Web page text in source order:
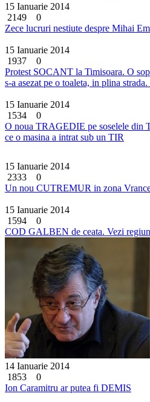
15 Ianuarie 2014
2149
0
Zece lucruri nestiute despre Mihai
15 Ianuarie 2014
1937
0
Protest SOCANT la Timisoara. O
s-a asezat pe o toaleta, in plina
15 Ianuarie 2014
1534
0
O noua TRAGEDIE pe soselele din
ce o masina a intrat sub un TIR
15 Ianuarie 2014
2333
0
Un nou CUTREMUR in zona
15 Ianuarie 2014
1594
0
COD GALBEN de ceata. Vezi
14 Ianuarie 2014
1853
0
Ion Caramitru ar putea fi DEMIS